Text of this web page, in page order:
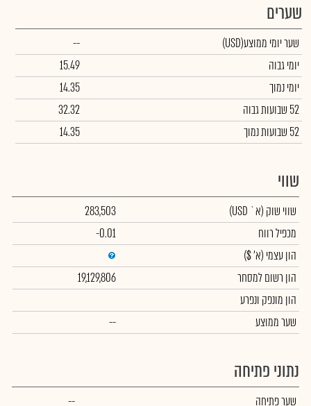
שערים
שער יומי ממוצע(USD)
--
יומי גבוה
15.49
יומי נמוך
14.35
52 שבועות גבוה
32.32
52 שבועות נמוך
14.35
שווי
שווי שוק (א` USD)
283,503
מכפיל רווח
-0.01
הון עצמי (א' $)
הון רשום למסחר
19,129,806
הון מונפק ונפרע
שער ממוצע
--
נתוני פתיחה
שער פתיחה --